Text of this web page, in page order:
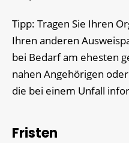
Tipp: Tragen Sie Ihren
Ihren anderen
bei Bedarf am ehesten
nahen Angehörigen
die bei einem Unfall
Fristen